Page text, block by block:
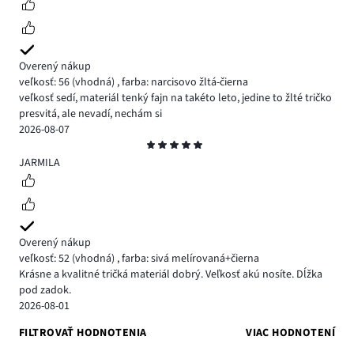
Overený nákup
veľkosť: 56 (vhodná) ,farba: narcisovo žltá-čierna
veľkosť sedí, materiál tenký fajn na takéto leto, jedine to žlté tričko
presvitá, ale nevadí, nechám si
2026-08-07
5
JARMILA
Overený nákup
veľkosť: 52 (vhodná) ,farba: sivá melírovaná+čierna
Krásne a kvalitné tričká materiál dobrý. Veľkosť akú nosíte. Dĺžka
pod zadok.
2026-08-01
FILTROVAŤ HODNOTENIA
VIAC HODNOTENÍ